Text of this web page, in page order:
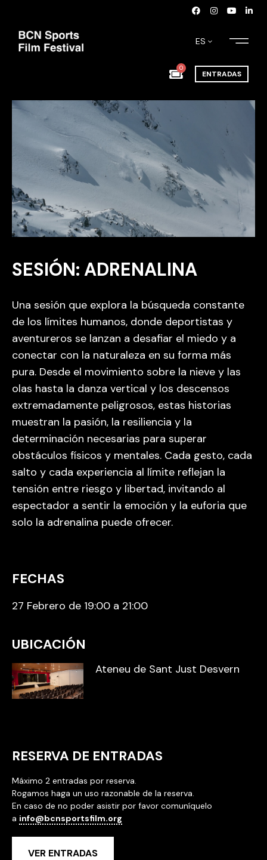
ES
0
ENTRADAS
SESIÓN: ADRENALINA
Una sesión que explora la búsqueda constante
de los límites humanos, donde deportistas y
aventureros se lanzan a desafiar el miedo y a
conectar con la naturaleza en su forma más
pura. Desde el movimiento sobre la nieve y las
olas hasta la danza vertical y los descensos
extremadamente peligrosos, estas historias
muestran la pasión, la resiliencia y la
determinación necesarias para superar
obstáculos físicos y mentales. Cada gesto, cada
salto y cada experiencia al límite reflejan la
tensión entre riesgo y libertad, invitando al
espectador a sentir la emoción y la euforia que
solo la adrenalina puede ofrecer.
FECHAS
27 Febrero de 19:00 a 21:00
UBICACIÓN
Ateneu de Sant Just Desvern
RESERVA DE ENTRADAS
Máximo 2 entradas por reserva.
Rogamos haga un uso razonable de la reserva.
En caso de no poder asistir por favor comuníquelo
a info@bcnsportsfilm.org
VER ENTRADAS